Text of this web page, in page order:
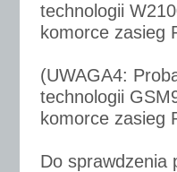
technologii
komorce zasieg
(UWAGA4:
technologii
komorce zasieg
Do sprawdzenia